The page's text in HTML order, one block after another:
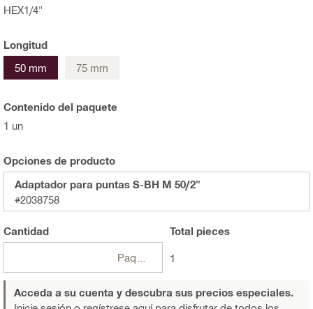
HEX1/4"
Longitud
50 mm
75 mm
Contenido del paquete
1 un
Opciones de producto
Adaptador para puntas S-BH M 50/2"
#2038758
Cantidad Total pieces
1
Acceda a su cuenta y descubra sus precios especiales.